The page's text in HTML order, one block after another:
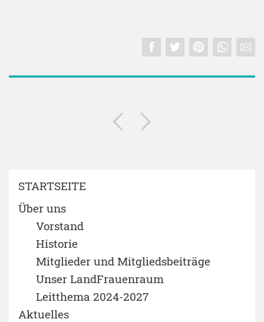
STARTSEITE
Über uns
Vorstand
Historie
Mitglieder und Mitgliedsbeiträge
Unser LandFrauenraum
Leitthema 2024-2027
Aktuelles